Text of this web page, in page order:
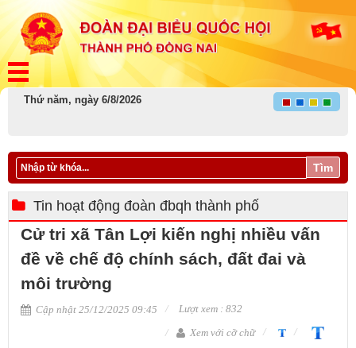
Thứ năm, ngày 6/8/2026
Tìm
Tin hoạt động đoàn đbqh thành phố
Cử tri xã Tân Lợi kiến nghị nhiều vấn
đề về chế độ chính sách, đất đai và
môi trường
Cập nhật 25/12/2025 09:45
Lượt xem : 832
Xem với cỡ chữ